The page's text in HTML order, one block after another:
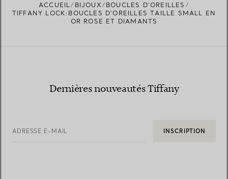
ACCUEIL BIJOUX
BOUCLES D’OREILLES
TIFFANY LOCK:BOUCLES D’OREILLES TAILLE SMALL EN
OR ROSE ET DIAMANTS
Dernières nouveautés Tiffany
ADRESSE E-MAIL INSCRIPTION